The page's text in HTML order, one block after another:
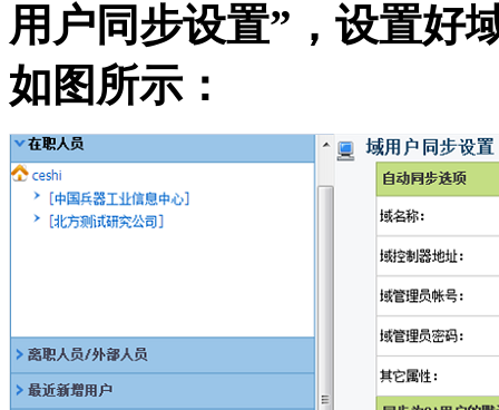
用户同步设置”，设置好
如图所示：